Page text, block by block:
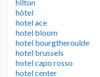
hilton
hôtel
hotel ace
hotel bloom
hotel bourgtheroulde
hotel brussels
hotel capo rosso
hotel center